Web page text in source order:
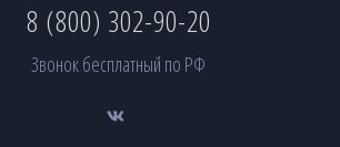
8 (800) 302-90-20
Звонок бесплатный по РФ